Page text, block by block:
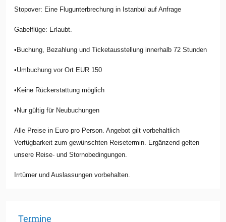
Stopover: Eine Flugunterbrechung in Istanbul auf Anfrage
Gabelflüge: Erlaubt.
•Buchung, Bezahlung und Ticketausstellung innerhalb 72 Stunden
•Umbuchung vor Ort EUR 150
•Keine Rückerstattung möglich
•Nur gültig für Neubuchungen
Alle Preise in Euro pro Person. Angebot gilt vorbehaltlich
Verfügbarkeit zum gewünschten Reisetermin. Ergänzend gelten
unsere Reise- und Stornobedingungen.
Irrtümer und Auslassungen vorbehalten.
Termine